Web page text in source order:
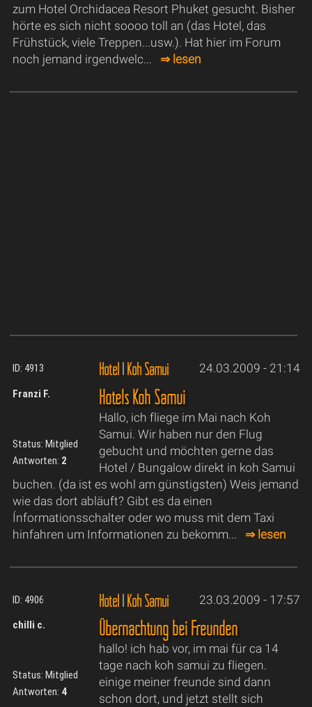
zum Hotel Orchidacea Resort Phuket gesucht. Bisher
hörte es sich nicht soooo toll an (das Hotel, das
Frühstück, viele Treppen...usw.). Hat hier im Forum
noch jemand irgendwelc... ⇒ lesen
ID: 4913 Hotel|Koh Samui 24.03.2009 - 21:14
Franzi F.
Status: Mitglied
Antworten: 2
Hotels Koh Samui
Hallo, ich fliege im Mai nach Koh
Samui. Wir haben nur den Flug
gebucht und möchten gerne das
Hotel / Bungalow direkt in koh Samui
buchen. (da ist es wohl am günstigsten) Weis jemand
wie das dort abläuft? Gibt es da einen
Ínformationsschalter oder wo muss mit dem Taxi
hinfahren um Informationen zu bekomm... ⇒ lesen
ID: 4906 Hotel|Koh Samui 23.03.2009 - 17:57
chilli c.
Status: Mitglied
Antworten: 4
Übernachtung bei Freunden
hallo! ich hab vor, im mai für ca 14
tage nach koh samui zu fliegen.
einige meiner freunde sind dann
schon dort, und jetzt stellt sich